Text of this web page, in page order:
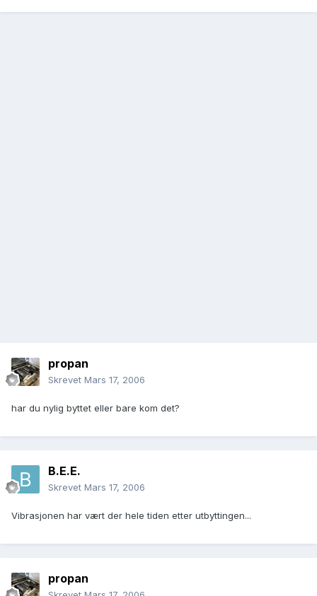
propan
Skrevet Mars 17, 2006
har du nylig byttet eller bare kom det?
B.E.E.
Skrevet Mars 17, 2006
Vibrasjonen har vært der hele tiden etter utbyttingen...
propan